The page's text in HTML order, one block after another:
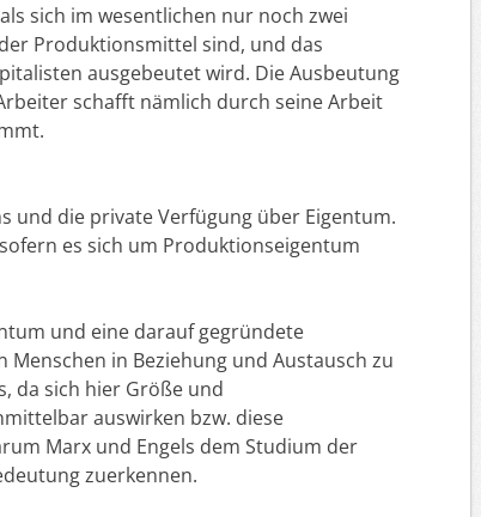
sich im wesentlichen nur noch zwei
Produktionsmittel sind, und das
ausgebeutet wird. Die Ausbeutung
schafft nämlich durch seine Arbeit
und die private Verfügung über Eigentum.
es sich um Produktionseigentum
und eine darauf gegründete
in Beziehung und Austausch zu
da sich hier Größe und
auswirken bzw. diese
Marx und Engels dem Studium der
zuerkennen.